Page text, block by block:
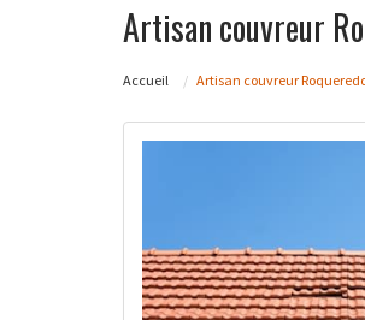
Artisan couvreur
Accueil Artisan couvreur